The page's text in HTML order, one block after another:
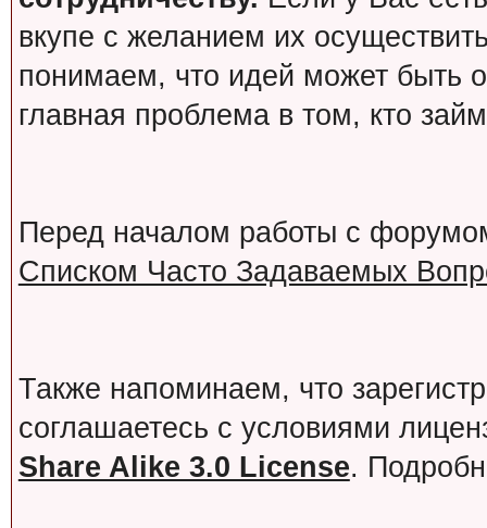
вкупе с желанием их
понимаем, что идей может быть
главная проблема в том, кто
Перед началом работы с
Списком Часто Задаваемых
Также напоминаем, что
соглашаетесь с условиями
Share Alike 3.0 License.